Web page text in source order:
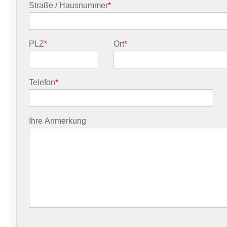
Straße / Hausnummer*
PLZ* Ort*
Telefon*
Ihre Anmerkung